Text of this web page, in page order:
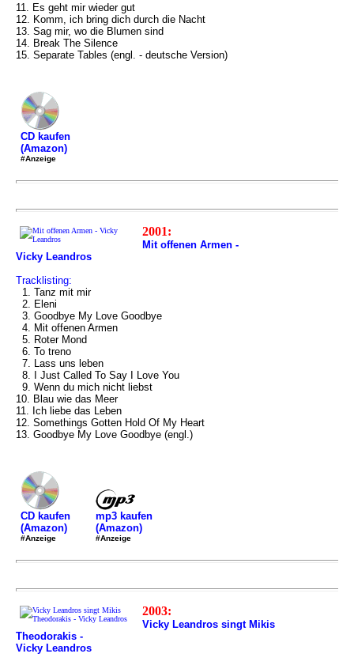
11. Es geht mir wieder gut
12. Komm, ich bring dich durch die Nacht
13. Sag mir, wo die Blumen sind
14. Break The Silence
15. Separate Tables (engl. - deutsche Version)
CD kaufen
(Amazon)
#Anzeige
2001:
Mit offenen Armen -
Vicky Leandros
Tracklisting:
1. Tanz mit mir
2. Eleni
3. Goodbye My Love Goodbye
4. Mit offenen Armen
5. Roter Mond
6. To treno
7. Lass uns leben
8. I Just Called To Say I Love You
9. Wenn du mich nicht liebst
10. Blau wie das Meer
11. Ich liebe das Leben
12. Somethings Gotten Hold Of My Heart
13. Goodbye My Love Goodbye (engl.)
CD kaufen
(Amazon)
#Anzeige
mp3 kaufen
(Amazon)
#Anzeige
2003:
Vicky Leandros singt Mikis
Theodorakis -
Vicky Leandros